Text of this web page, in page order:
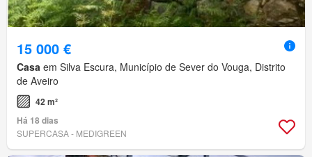
15 000 €
Casa em Silva Escura, Município de Sever do Vouga, Distrito
de Aveiro
42 m²
Há 18 dias
SUPERCASA - MEDIGREEN